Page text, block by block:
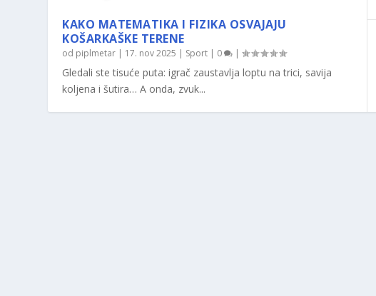
KAKO MATEMATIKA I FIZIKA OSVAJAJU
KOŠARKAŠKE TERENE
od piplmetar | 17. nov 2025 | Sport | 0 |
Gledali ste tisuće puta: igrač zaustavlja loptu na trici, savija
koljena i šutira… A onda, zvuk...